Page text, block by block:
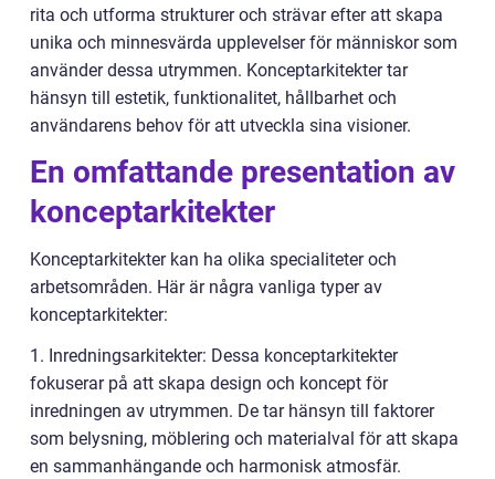
rita och utforma strukturer och strävar efter att skapa
unika och minnesvärda upplevelser för människor som
använder dessa utrymmen. Konceptarkitekter tar
hänsyn till estetik, funktionalitet, hållbarhet och
användarens behov för att utveckla sina visioner.
En omfattande presentation av
konceptarkitekter
Konceptarkitekter kan ha olika specialiteter och
arbetsområden. Här är några vanliga typer av
konceptarkitekter:
1. Inredningsarkitekter: Dessa konceptarkitekter
fokuserar på att skapa design och koncept för
inredningen av utrymmen. De tar hänsyn till faktorer
som belysning, möblering och materialval för att skapa
en sammanhängande och harmonisk atmosfär.